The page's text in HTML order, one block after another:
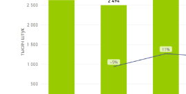
Информация, собранная
оценки экспертов рынка